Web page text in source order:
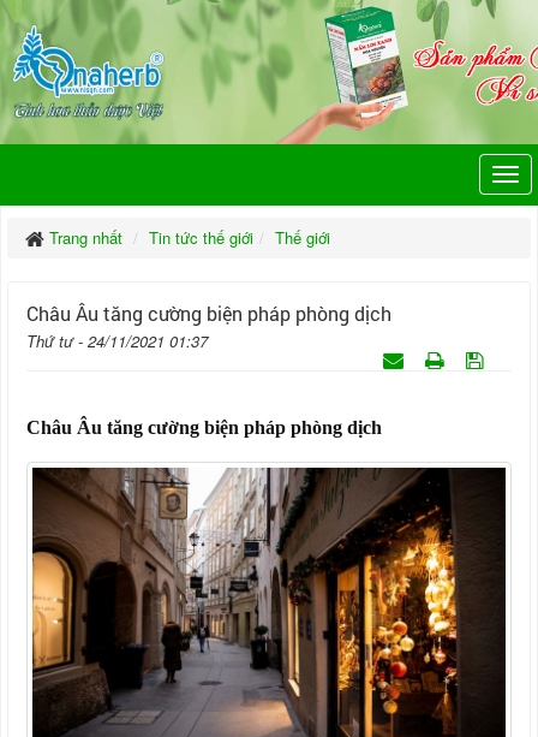
Trang nhất Tin tức thế giới Thế giới
Châu Âu tăng cường biện pháp phòng dịch
Thứ tư - 24/11/2021 01:37
Châu Âu tăng cường biện pháp phòng dịch